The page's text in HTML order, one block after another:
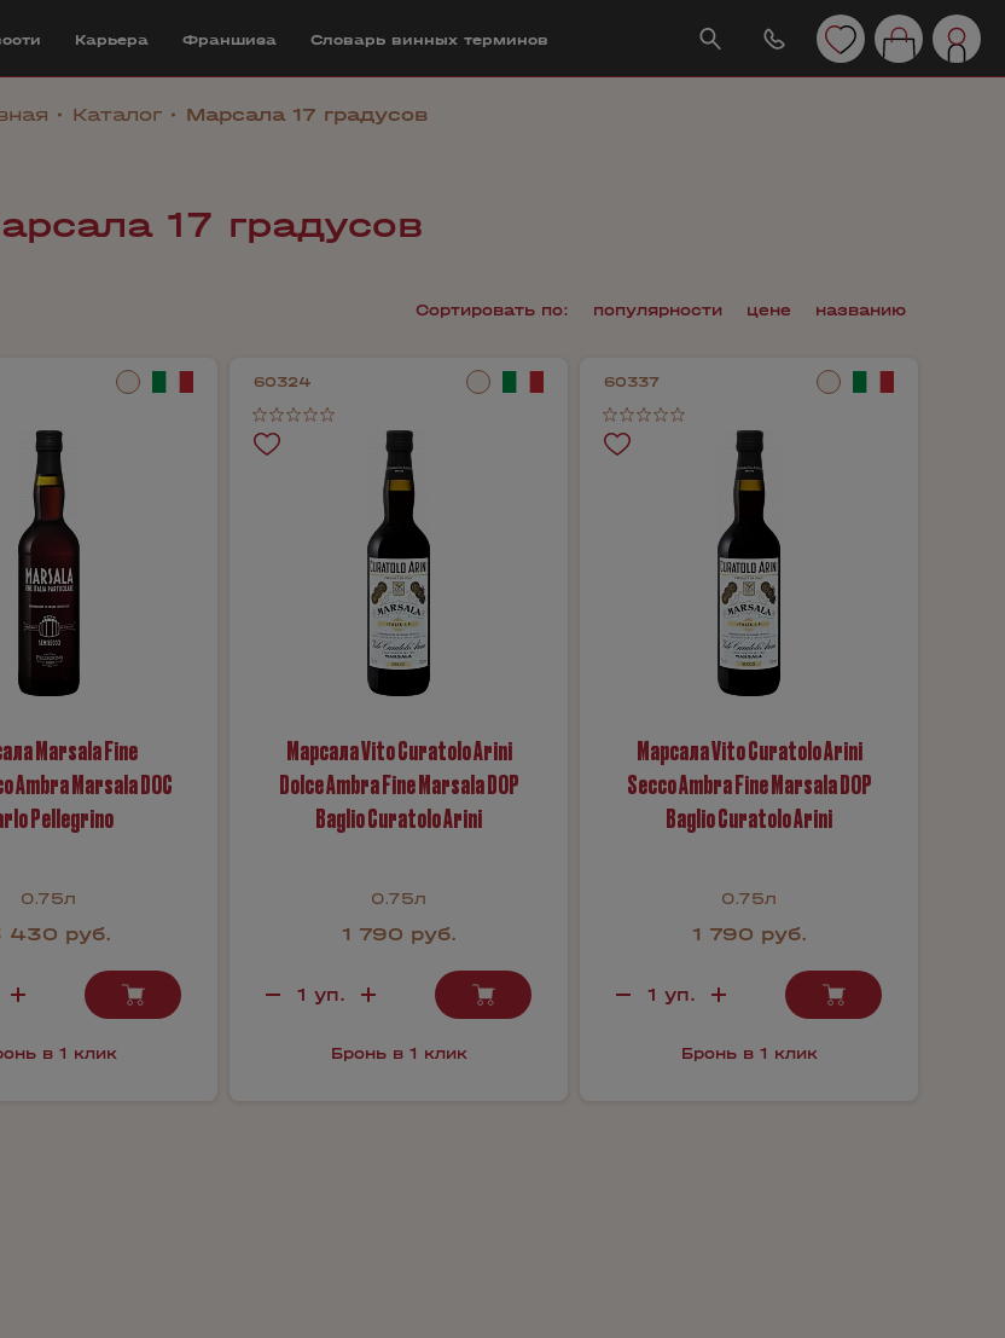
Карьера Франшиза Cловарь винных терминов
Каталог Марсала 17 градусов
17 градусов
Сортировать по: популярности цене названию
Marsala Fine
Ambra Marsala DOC
Pellegrino
0.75л
430 руб.
в 1 клик
60324
Марсала Vito Curatolo Arini
Dolce Ambra Fine Marsala DOP
Baglio Curatolo Arini
0.75л
1 790 руб.
Бронь в 1 клик
60337
Марсала Vito Curatolo Arini
Secco Ambra Fine Marsala DOP
Baglio Curatolo Arini
0.75л
1 790 руб.
Бронь в 1 клик